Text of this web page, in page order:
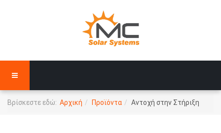
Βρίσκεστε εδώ: Αρχική Προϊόντα Αντοχή στην Στήριξη